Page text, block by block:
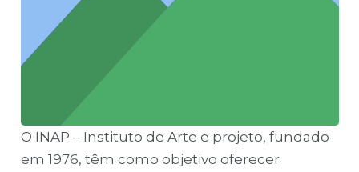
O INAP – Instituto de Arte e projeto, fundado
em 1976, têm como objetivo oferecer